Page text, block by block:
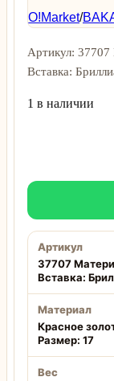
O!Market/
Артикул: 37707
Вставка:
1 в наличии
Артикул
37707
Вставка:
Материал
Красное
Размер: 17
Вес